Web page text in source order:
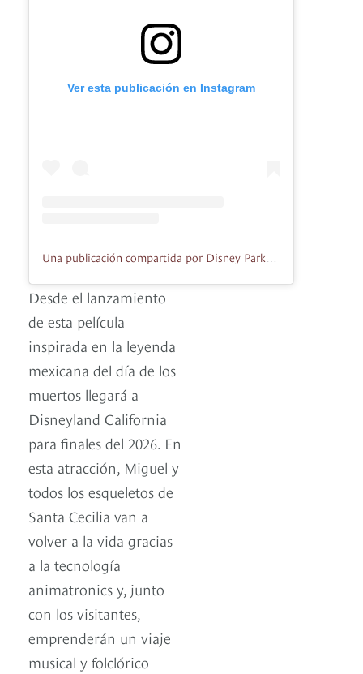
Ver esta publicación en Instagram
Desde el lanzamiento
de esta película
inspirada en la leyenda
mexicana del día de los
muertos llegará a
Disneyland California
para finales del 2026. En
esta atracción, Miguel y
todos los esqueletos de
Santa Cecilia van a
volver a la vida gracias
a la tecnología
animatronics y, junto
con los visitantes,
emprenderán un viaje
musical y folclórico